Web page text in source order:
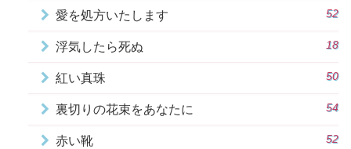
愛を処方いたします 52
浮気したら死ぬ 18
紅い真珠 50
裏切りの花束をあなたに 54
赤い靴 52